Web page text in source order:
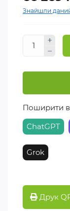
Знайшли
Поширити в
ChatGPT
Grok
Друк